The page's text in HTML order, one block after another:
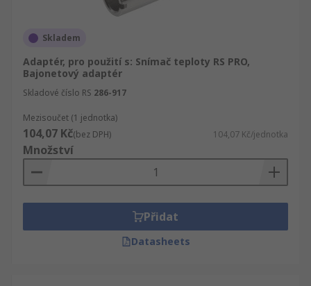
Skladem
Adaptér, pro použití s: Snímač teploty RS PRO,
Bajonetový adaptér
Skladové číslo RS 286-917
Mezisoučet (1 jednotka)
104,07 Kč(bez DPH) 104,07 Kč/jednotka
Množství
Přidat
Datasheets